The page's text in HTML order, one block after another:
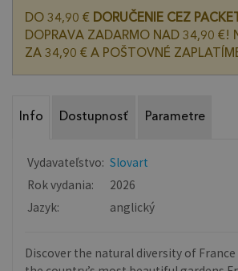
DO 34,90 € DORUČENIE CEZ
DOPRAVA ZADARMO NAD 34,90 €!
ZA 34,90 € A POŠTOVNÉ
Info Dostupnosť Parametre
Vydavateľstvo: Slovart
Rok vydania:
2026
Jazyk:
anglický
Discover the natural diversity of